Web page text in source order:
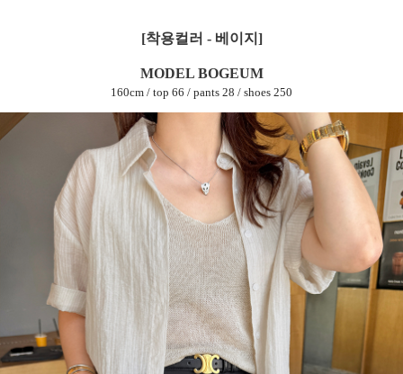
[착용컬러 - 베이지]
MODEL BOGEUM
160cm / top 66 / pants 28 / shoes 250